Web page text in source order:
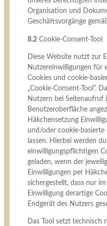
Organisation und
Geschäftsvorgänge
8.2Cookie-Consent-Tool
Diese Website nutzt zur
Nutzereinwilligungen für
Cookies und cookie-
„Cookie-Consent-Tool“.
Nutzern bei Seitenaufruf
Benutzeroberfläche
Häkchensetzung
und/oder cookie-basierte
lassen. Hierbei werden
einwilligungspflichtigen
geladen, wenn der
Einwilligungen per
sichergestellt, dass nur
Einwilligung derartige
Endgerät des Nutzers
Das Tool setzt technisch